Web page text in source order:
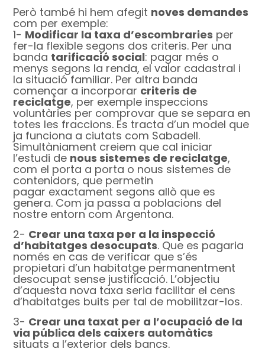
Però també hi hem afegit noves demandes
com per exemple:
1- Modificar la taxa d’escombraries per
fer-la flexible segons dos criteris. Per una
banda tarificació social: pagar més o
menys segons la renda, el valor cadastral i
la situació familiar. Per altra banda
començar a incorporar criteris de
reciclatge, per exemple inspeccions
voluntàries per comprovar que se separa en
totes les fraccions. Es tracta d’un model que
ja funciona a ciutats com Sabadell.
Simultàniament creiem que cal iniciar
l’estudi de nous sistemes de reciclatge,
com el porta a porta o nous sistemes de
contenidors, que permetin
pagar exactament segons allò que es
genera. Com ja passa a poblacions del
nostre entorn com Argentona.
2- Crear una taxa per a la inspecció
d’habitatges desocupats. Que es pagaria
només en cas de verificar que s’és
propietari d’un habitatge permanentment
desocupat sense justificació. L’objectiu
d’aquesta nova taxa seria facilitar el cens
d’habitatges buits per tal de mobilitzar-los.
3- Crear una taxat per a l’ocupació de la
via pública dels caixers automàtics
situats a l’exterior dels bancs.